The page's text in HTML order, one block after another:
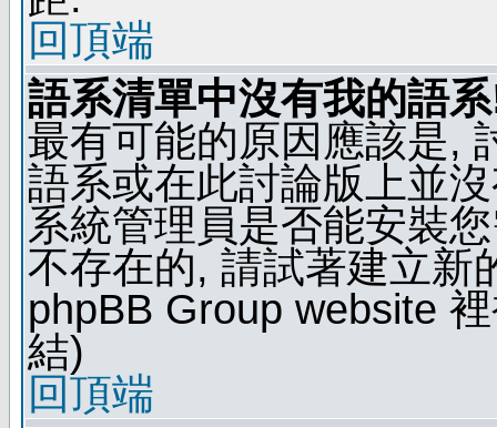
回頂端
語系清單中沒有我的語
最有可能的原因應該是,
語系或在此討論版上並
系統管理員是否能安裝
不存在的, 請試著建立新
phpBB Group website
結)
回頂端